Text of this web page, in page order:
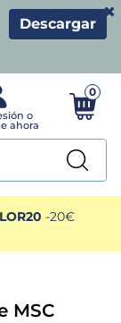
Descargar
×
0
-20€
MSC